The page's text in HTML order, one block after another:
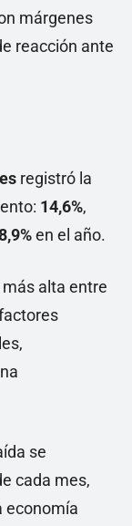
márgenes
reacción ante
registró la
14,6%,
en el año.
más alta entre
se
cada mes,
economía